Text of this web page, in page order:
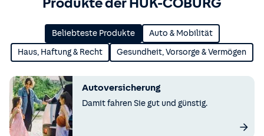
Beliebteste Produkte Auto & Mobilität
Haus, Haftung & Recht Gesundheit, Vorsorge & Vermögen
Autoversicherung
Damit fahren Sie gut und günstig.